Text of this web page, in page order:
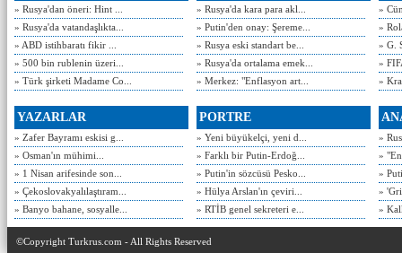
» Rusya'dan öneri: Hint ...
» Rusya'da vatandaşlıkta...
» ABD istihbaratı fikir ...
» 500 bin rublenin üzeri...
» Türk şirketi Madame Co...
» Rusya'da kara para akl...
» Putin'den onay: Şereme...
» Rusya eski standart be...
» Rusya'da ortalama emek...
» Merkez: "Enflasyon art...
»
»
» G.
»
»
YAZARLAR
» Zafer Bayramı eskisi g...
» Osman'ın mühimi...
» 1 Nisan arifesinde son...
» Çekoslovakyalılaştıram...
» Banyo bahane, sosyalle...
PORTRE
» Yeni büyükelçi, yeni d...
» Farklı bir Putin-Erdoğ...
» Putin'in sözcüsü Pesko...
» Hülya Arslan'ın çeviri...
» RTİB genel sekreteri e...
»
»
»
»
»
©Copyright Turkrus.com - All Rights Reserved